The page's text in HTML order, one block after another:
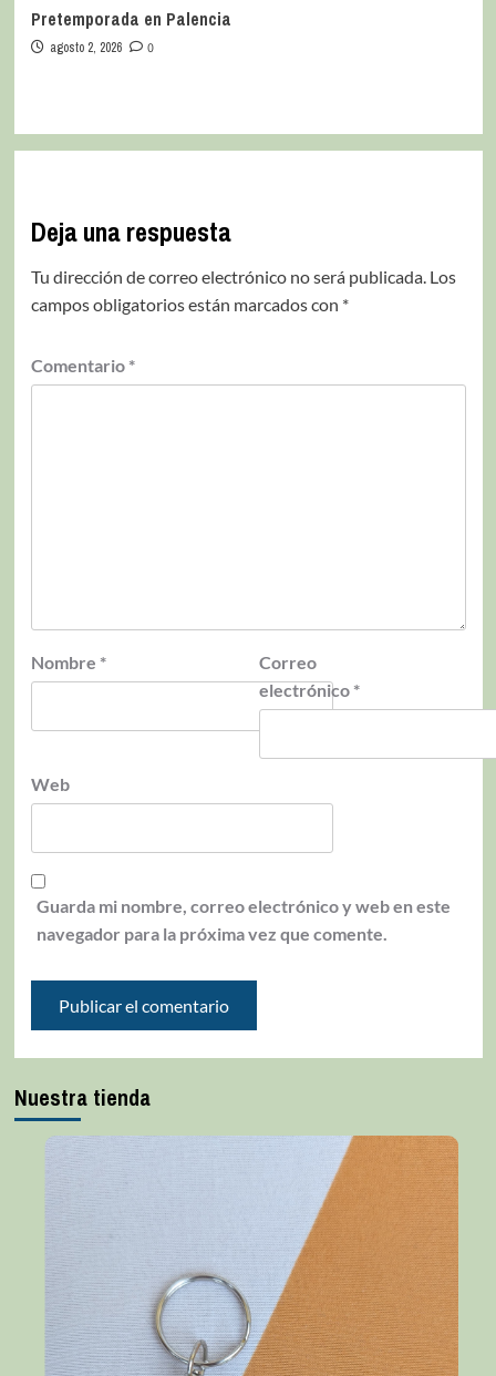
Pretemporada en Palencia
agosto 2, 2026 0
Deja una respuesta
Tu dirección de correo electrónico no será publicada. Los
campos obligatorios están marcados con *
Comentario *
Nombre *
Correo
electrónico *
Web
Guarda mi nombre, correo electrónico y web en este
navegador para la próxima vez que comente.
Nuestra tienda